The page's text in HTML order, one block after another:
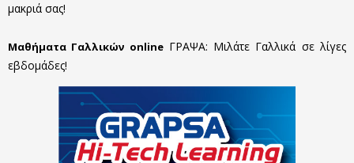
μακριά σας!
Μαθήματα Γαλλικών onlineΓΡΑΨΑ: Μιλάτε Γαλλικά σε λίγες
εβδομάδες!